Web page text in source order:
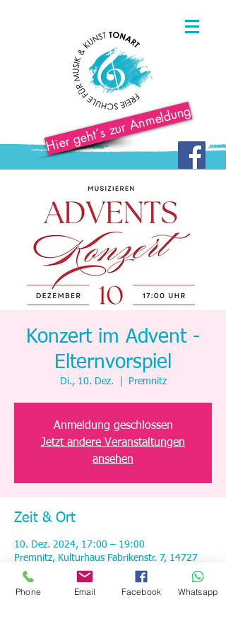
Hier geht´s zur Anmeldung
Konzert im Advent -
Elternvorspiel
Di., 10. Dez. Premnitz
Anmeldung geschlossen
Jetzt andere Veranstaltungen
ansehen
Zeit & Ort
10. Dez. 2024, 17:00 – 19:00
Premnitz, Kulturhaus Fabrikenstr. 7, 14727
Premnitz, Deutschland
Phone Email Facebook Whatsapp